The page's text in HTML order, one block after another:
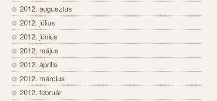
2012. augusztus
2012. július
2012. június
2012. május
2012. április
2012. március
2012. február